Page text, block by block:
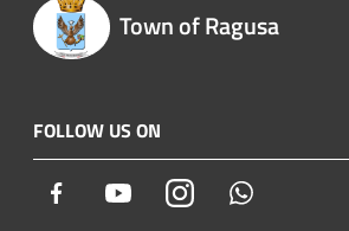
Town of Ragusa
FOLLOW US ON
Facebook YoutubeInstagram